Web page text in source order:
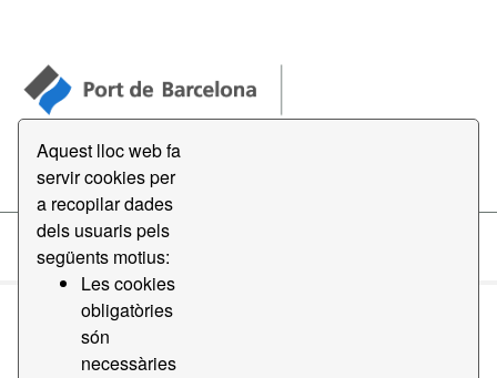
Aquest lloc web fa
servir cookies per
a recopilar dades
dels usuaris pels
següents motius:
Les cookies
obligatòries
són
necessàries
Open Data
Datasets